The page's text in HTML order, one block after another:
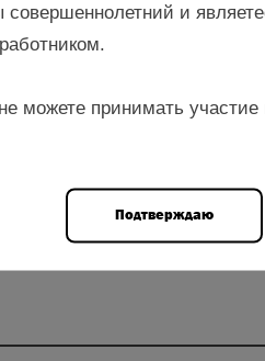
кафедры кардиологии и
совершеннолетний и
можете принимать
Подтверждаю